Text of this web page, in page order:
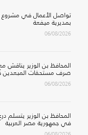
تواصل الأعمال في مشروع
بمديرية ميفعة
06/08/2026
المحافظ بن الوزير يناقش
صرف مستحقات المبعدين
06/08/2026
المحافظ بن الوزير يتسلم
في جمهورية مصر العربية